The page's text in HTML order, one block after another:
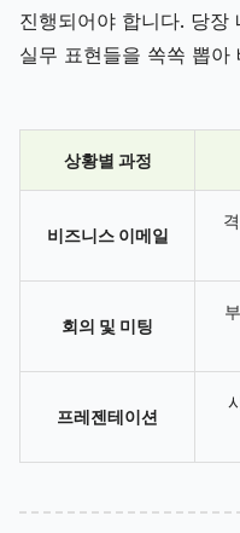
진행되어야 합니다. 당장
실무 표현들을 쏙쏙 뽑아
상황별 과정
비즈니스 이메일
회의 및 미팅
프레젠테이션